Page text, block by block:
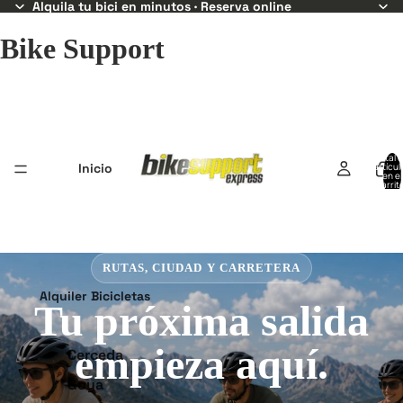
Alquila tu bici en minutos · Reserva online
Bike Support
Inicio
Alquiler Bicicletas
Cerceda
Goya
Total
en el
RUTAS, CIUDAD Y CARRETERA
Tu próxima salida
empieza aquí.